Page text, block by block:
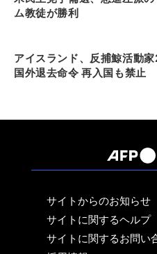
ム教徒が勝利
アイスランド、反捕鯨活動
国外退去命令 再入国も禁止
サイトからのお知らせ
サイトに関するヘルプ
サイトに関するお問い